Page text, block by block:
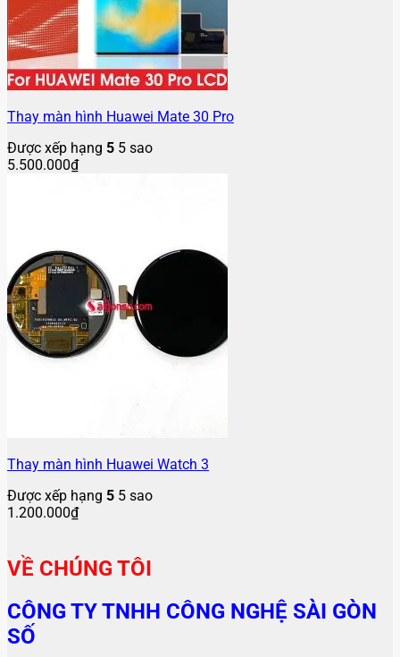
Thay màn hình Huawei Mate 30 Pro
Được xếp hạng 5 5 sao
5.500.000₫
Thay màn hình Huawei Watch 3
Được xếp hạng 5 5 sao
1.200.000₫
VỀ CHÚNG TÔI
CÔNG TY TNHH CÔNG NGHỆ SÀI GÒN
SỐ